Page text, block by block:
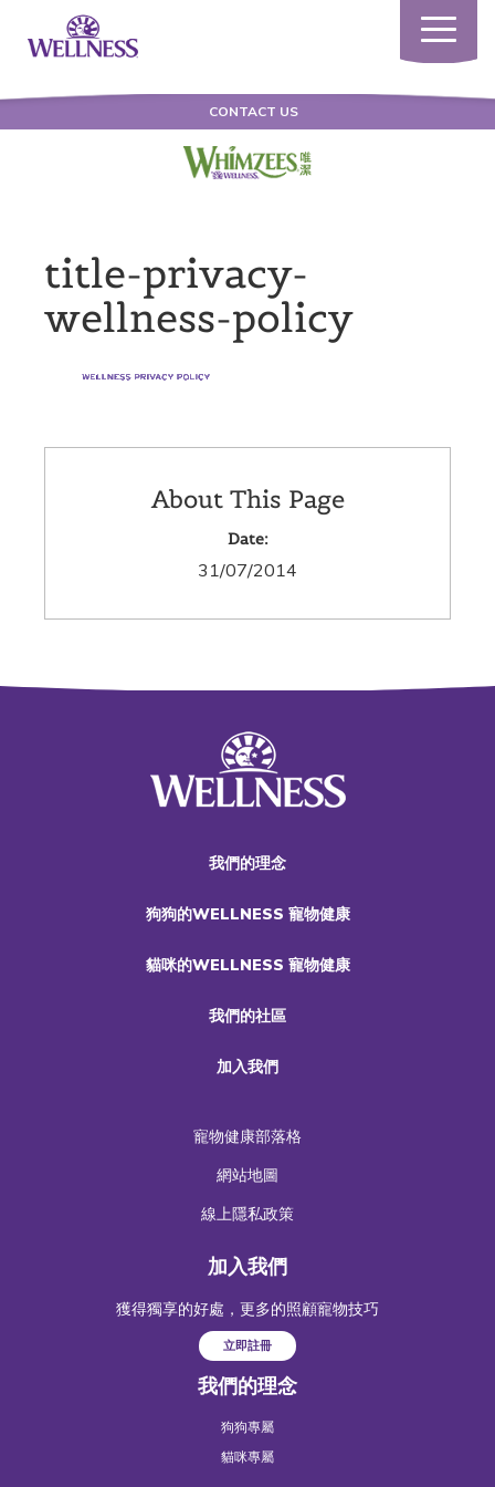
Toggle
CONTACT US
title-privacy-
wellness-policy
About This Page
Date:
31/07/2014
我們的理念
狗狗的WELLNESS 寵物健康
貓咪的WELLNESS 寵物健康
我們的社區
加入我們
寵物健康部落格
網站地圖
線上隱私政策
加入我們
獲得獨享的好處，更多的照顧寵物技巧
立即註冊
我們的理念
狗狗專屬
貓咪專屬